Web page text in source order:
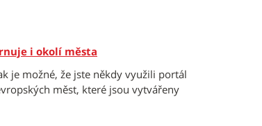
i okolí města
je možné, že jste někdy využili portál
měst, které jsou vytvářeny